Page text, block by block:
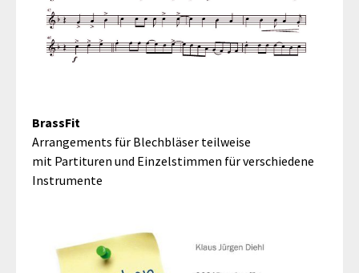
BrassFit
Arrangements für Blechbläser teilweise
mit Partituren und Einzelstimmen für verschiedene
Instrumente